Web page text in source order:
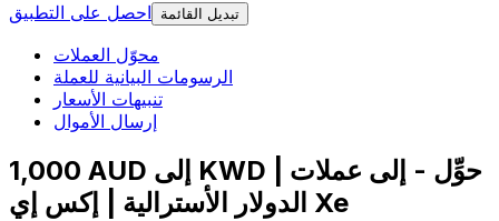
احصل على التطبيق
تبديل القائمة
محوّل العملات
الرسومات البيانية للعملة
تنبيهات الأسعار
إرسال الأموال
1,000 AUD إلى KWD | حوِّل - إلى عملات
الدولار الأسترالية | إكس إي Xe